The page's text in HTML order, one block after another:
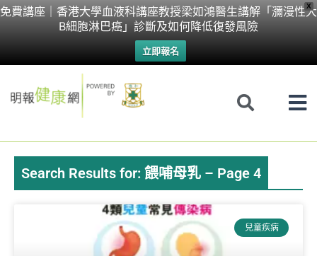
X
免費講座｜香港大學血液科講座教授梁如鴻醫生講解「瀰漫性大
B細胞淋巴癌」診斷及如何降低復發風險
立即報名
Skip
Search Results for: 餵哺母乳 – Page 4
兒童疾病
PagePagePagePagePage
PagePage